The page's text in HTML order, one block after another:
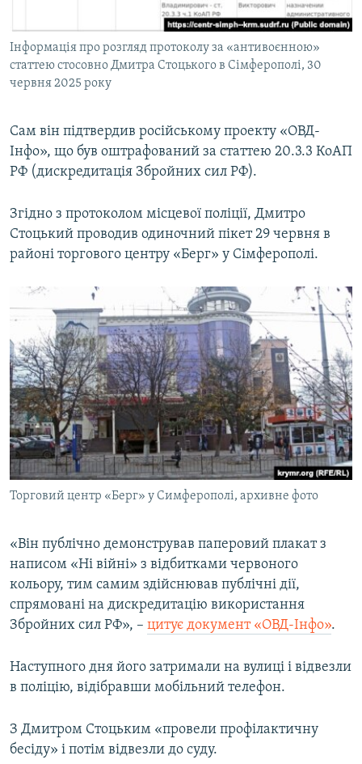
Інформація про розгляд протоколу за «антивоєнною»
статтею стосовно Дмитра Стоцького в Сімферополі, 30
червня 2025 року
Сам він підтвердив російському проекту «ОВД-
Інфо», що був оштрафований за статтею 20.3.3 КоАП
РФ (дискредитація Збройних сил РФ).
Згідно з протоколом місцевої поліції, Дмитро
Стоцький проводив одиночний пікет 29 червня в
районі торгового центру «Берг» у Сімферополі.
Торговий центр «Берг» у Симферополі, архивне фото
«Він публічно демонстрував паперовий плакат з
написом «Ні війні» з відбитками червоного
кольору, тим самим здійснював публічні дії,
спрямовані на дискредитацію використання
Збройних сил РФ», – цитує документ «ОВД-Інфо».
Наступного дня його затримали на вулиці і відвезли
в поліцію, відібравши мобільний телефон.
З Дмитром Стоцьким «провели профілактичну
бесіду» і потім відвезли до суду.